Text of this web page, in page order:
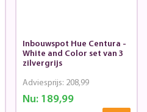
Inbouwspot Hue Centura -
White and Color set van 3
zilvergrijs
Nu: 189,99
Adviesprijs: 208,99